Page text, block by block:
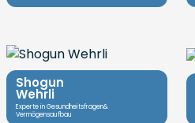
Shogun
Wehrli
Experte in Gesundheitsfragen&
Vermögensaufbau